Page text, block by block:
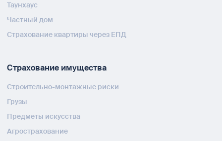
Таунхаус
Частный дом
Страхование квартиры через ЕПД
Страхование имущества
Строительно-монтажные риски
Грузы
Предметы искусства
Агрострахование